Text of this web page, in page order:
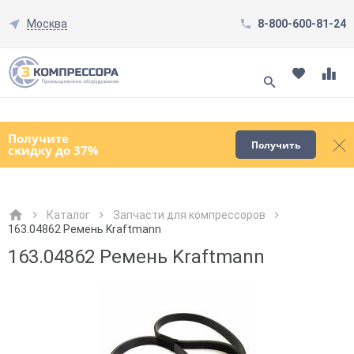
Москва 8-800-600-81-24
Получите
скидку до 37% Получить
Смотреть все товары
Каталог
Запчасти для компрессоров
163.04862 Ремень Kraftmann
163.04862 Ремень Kraftmann
Как к Вам обращаться?
Как к Вам обращаться?
Город доставки
Как к Вам обращаться?
Как к Вам обращаться?